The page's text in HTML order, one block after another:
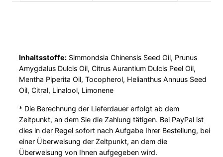
Inhaltsstoffe: Simmondsia Chinensis Seed Oil, Prunus
Amygdalus Dulcis Oil, Citrus Aurantium Dulcis Peel Oil,
Mentha Piperita Oil, Tocopherol, Helianthus Annuus Seed
Oil, Citral, Linalool, Limonene
* Die Berechnung der Lieferdauer erfolgt ab dem
Zeitpunkt, an dem Sie die Zahlung tätigen. Bei PayPal ist
dies in der Regel sofort nach Aufgabe Ihrer Bestellung, bei
einer Überweisung der Zeitpunkt, an dem die
Überweisung von Ihnen aufgegeben wird.